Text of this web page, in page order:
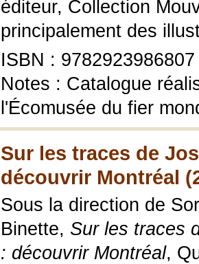
éditeur, Collection
principalement des
ISBN : 9782923986807
Notes : Catalogue
l'Écomusée du fier
Sur les traces de
découvrir Montréal
Sous la direction de
Binette, Sur les traces
: découvrir Montréal,